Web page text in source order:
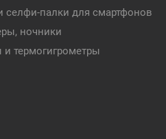
селфи-палки для смартфонов
ночники
и термогигрометры